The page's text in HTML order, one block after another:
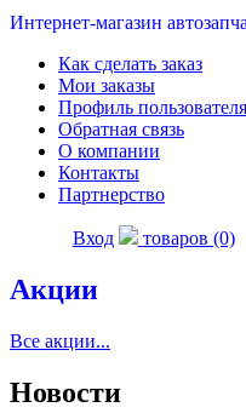
Интернет-магазин
Как сделать заказ
Мои заказы
Профиль пользователя
Обратная связь
О компании
Контакты
Партнерство
Вход товаров (0)
Акции
Все акции...
Новости